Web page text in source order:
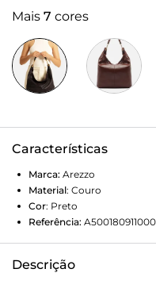
Mais 7 cores
Características
Marca: Arezzo
Material: Couro
Cor: Preto
Referência:
Descrição